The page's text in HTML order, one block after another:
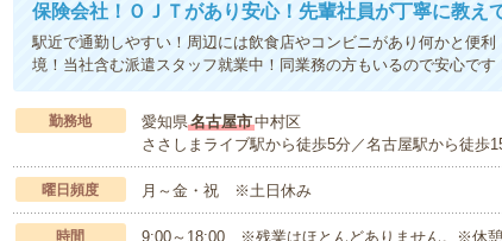
保険会社！ＯＪＴがあり安心！先輩社員が丁寧に教え
駅近で通勤しやすい！周辺には飲食店やコンビニがあり何かと便
境！当社含む派遣スタッフ就業中！同業務の方もいるので安心です
勤務地 愛知県名古屋市中村区
ささしまライブ駅から徒歩5分／名古屋駅から徒歩
曜日頻度 月～金・祝 ※土日休み
時間 9:00～18:00 ※残業はほとんどありません。※休憩